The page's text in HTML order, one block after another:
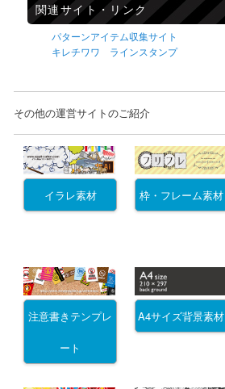
関連サイト・リンク
パターンアイテム収集サイト
キレチワワ ラインスタンプ
その他の運営サイトのご紹介
イラレ素材 枠・フレーム素材
注意書きテンプレ
ート
A4サイズ背景素材